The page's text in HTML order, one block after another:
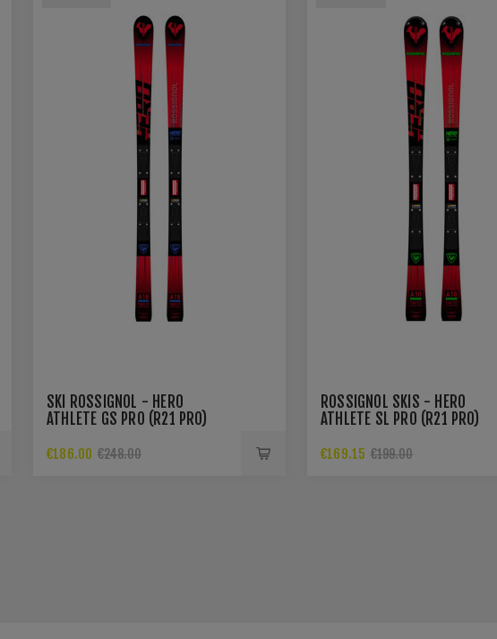
SKI ROSSIGNOL - HERO
ATHLETE GS PRO (R21 PRO)
€186.00 €248.00
ROSSIGNOL SKIS - HERO
ATHLETE SL PRO (R21 PRO)
€169.15 €199.00